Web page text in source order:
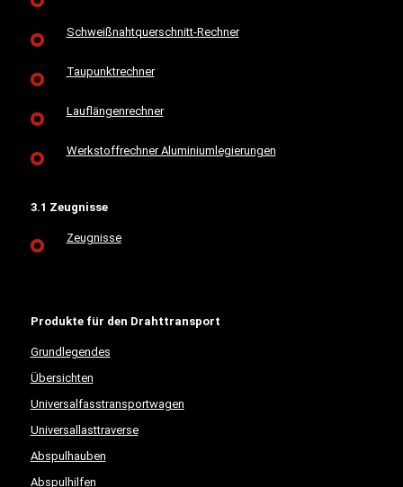
Schweißnahtquerschnitt-Rechner
Taupunktrechner
Lauflängenrechner
Werkstoffrechner Aluminiumlegierungen
3.1 Zeugnisse
Zeugnisse
Produkte für den Drahttransport
Grundlegendes
Übersichten
Universalfasstransportwagen
Universallasttraverse
Abspulhauben
Abspulhilfen